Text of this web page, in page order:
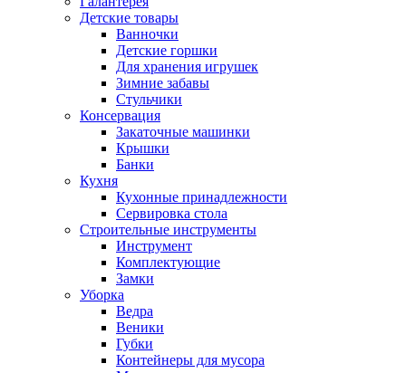
Детские товары
Ванночки
Детские горшки
Для хранения игрушек
Зимние забавы
Стульчики
Консервация
Закаточные машинки
Крышки
Банки
Кухня
Кухонные принадлежности
Сервировка стола
Строительные инструменты
Инструмент
Комплектующие
Замки
Уборка
Ведра
Веники
Губки
Контейнеры для мусора